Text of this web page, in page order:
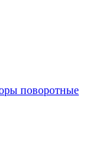
поворотные